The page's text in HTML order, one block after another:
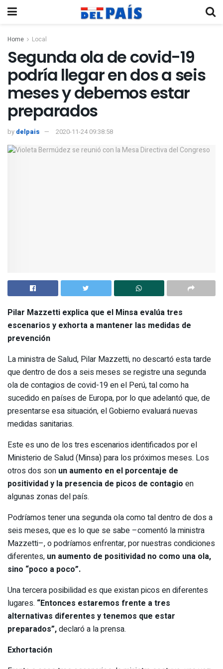
Home Local
Segunda ola de covid-19
podría llegar en dos a seis
meses y debemos estar
preparados
by delpais 2020-11-24 09:38:58
Pilar Mazzetti explica que el Minsa evalúa tres
escenarios y exhorta a mantener las medidas de
prevención
La ministra de Salud, Pilar Mazzetti, no descartó esta tarde
que dentro de dos a seis meses se registre una segunda
ola de contagios de covid-19 en el Perú, tal como ha
sucedido en países de Europa, por lo que adelantó que, de
presentarse esa situación, el Gobierno evaluará nuevas
medidas sanitarias.
Este es uno de los tres escenarios identificados por el
Ministerio de Salud (Minsa) para los próximos meses. Los
otros dos son un aumento en el porcentaje de
positividad y la presencia de picos de contagio en
algunas zonas del país.
Podríamos tener una segunda ola como tal dentro de dos a
seis meses, que es lo que se sabe –comentó la ministra
Mazzetti–, o podríamos enfrentar, por nuestras condiciones
diferentes, un aumento de positividad no como una ola,
sino “poco a poco”.
Una tercera posibilidad es que existan picos en diferentes
lugares. “Entonces estaremos frente a tres
alternativas diferentes y tenemos que estar
preparados”,declaró a la prensa.
Exhortación